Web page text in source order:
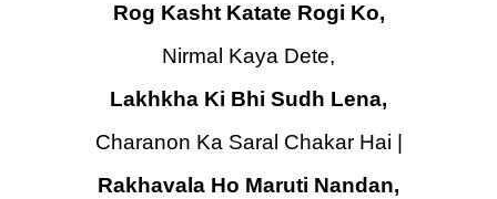
Rog Kasht Katate Rogi Ko,
Nirmal Kaya Dete,
Lakhkha Ki Bhi Sudh Lena,
Charanon Ka Saral Chakar Hai |
Rakhavala Ho Maruti Nandan,